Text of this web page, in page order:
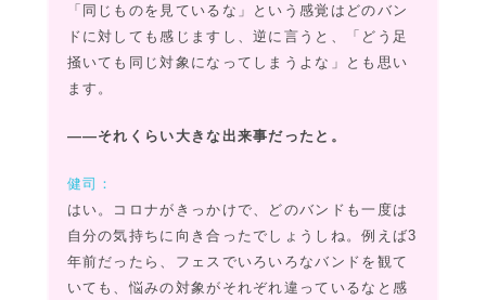
「同じものを見ているな」という感覚はどのバン
ドに対しても感じますし、逆に言うと、「どう足
掻いても同じ対象になってしまうよな」とも思い
ます。
――それくらい大きな出来事だったと。
健司：
はい。コロナがきっかけで、どのバンドも一度は
自分の気持ちに向き合ったでしょうしね。例えば3
年前だったら、フェスでいろいろなバンドを観て
いても、悩みの対象がそれぞれ違っているなと感